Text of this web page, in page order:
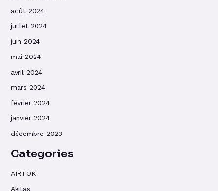
août 2024
juillet 2024
juin 2024
mai 2024
avril 2024
mars 2024
février 2024
janvier 2024
décembre 2023
Categories
AIRTOK
Akitas